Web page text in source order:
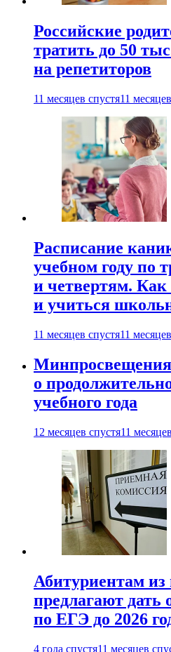
Российские
тратить до 50
на репетиторов
11 месяцев спустя11
Расписание
учебном году по
и четвертям. Как
и учиться
11 месяцев спустя11
Минпросвещения
о
учебного года
12 месяцев спустя11
Абитуриентам
предлагают дать
по ЕГЭ до 2026
4 года спустя11 месяцев